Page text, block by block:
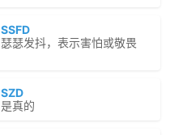
SSFD
瑟瑟发抖，表示害怕或敬畏
SZD
是真的